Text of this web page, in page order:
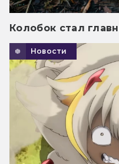
Колобок стал
Новости